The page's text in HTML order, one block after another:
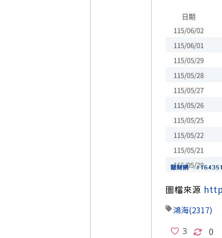
圖檔來源
鴻海(2317)
0